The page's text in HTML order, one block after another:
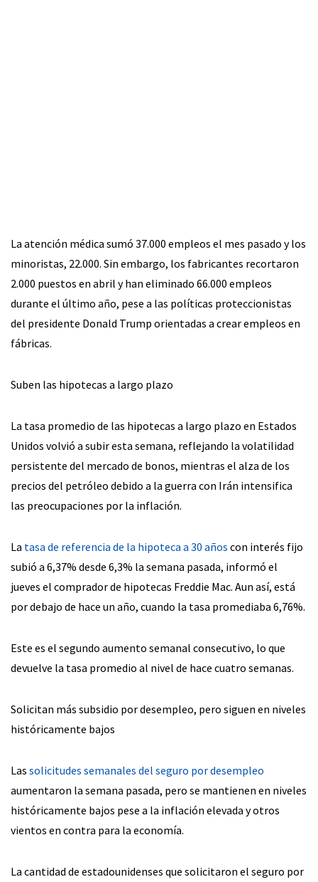
La atención médica sumó 37.000 empleos el mes pasado y los
minoristas, 22.000. Sin embargo, los fabricantes recortaron
2.000 puestos en abril y han eliminado 66.000 empleos
durante el último año, pese a las políticas proteccionistas
del presidente Donald Trump orientadas a crear empleos en
fábricas.
Suben las hipotecas a largo plazo
La tasa promedio de las hipotecas a largo plazo en Estados
Unidos volvió a subir esta semana, reflejando la volatilidad
persistente del mercado de bonos, mientras el alza de los
precios del petróleo debido a la guerra con Irán intensifica
las preocupaciones por la inflación.
La tasa de referencia de la hipoteca a 30 años con interés fijo
subió a 6,37% desde 6,3% la semana pasada, informó el
jueves el comprador de hipotecas Freddie Mac. Aun así, está
por debajo de hace un año, cuando la tasa promediaba 6,76%.
Este es el segundo aumento semanal consecutivo, lo que
devuelve la tasa promedio al nivel de hace cuatro semanas.
Solicitan más subsidio por desempleo, pero siguen en niveles
históricamente bajos
Las solicitudes semanales del seguro por desempleo
aumentaron la semana pasada, pero se mantienen en niveles
históricamente bajos pese a la inflación elevada y otros
vientos en contra para la economía.
La cantidad de estadounidenses que solicitaron el seguro por